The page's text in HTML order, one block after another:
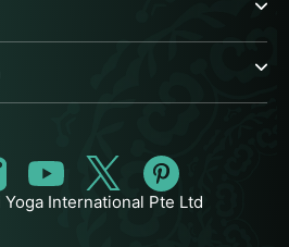
International Pte Ltd